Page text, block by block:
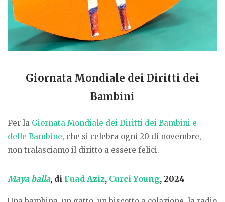
Giornata Mondiale dei Diritti dei
Bambini
Per la Giornata Mondiale dei Diritti dei Bambini e
delle Bambine, che si celebra ogni 20 di novembre,
non tralasciamo il diritto a essere felici.
Maya balla, di Fuad Aziz, Curci Young, 2024